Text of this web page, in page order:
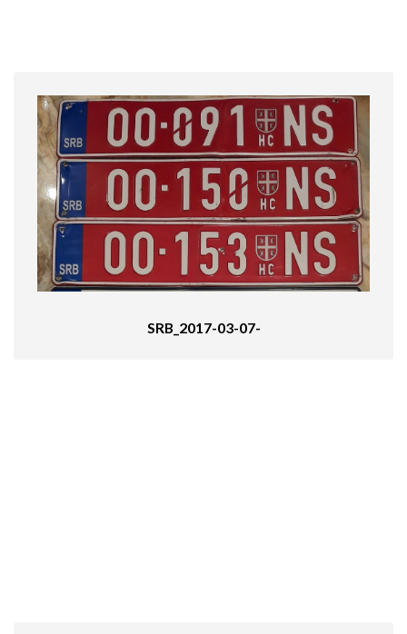
SRB_2017-03-07-